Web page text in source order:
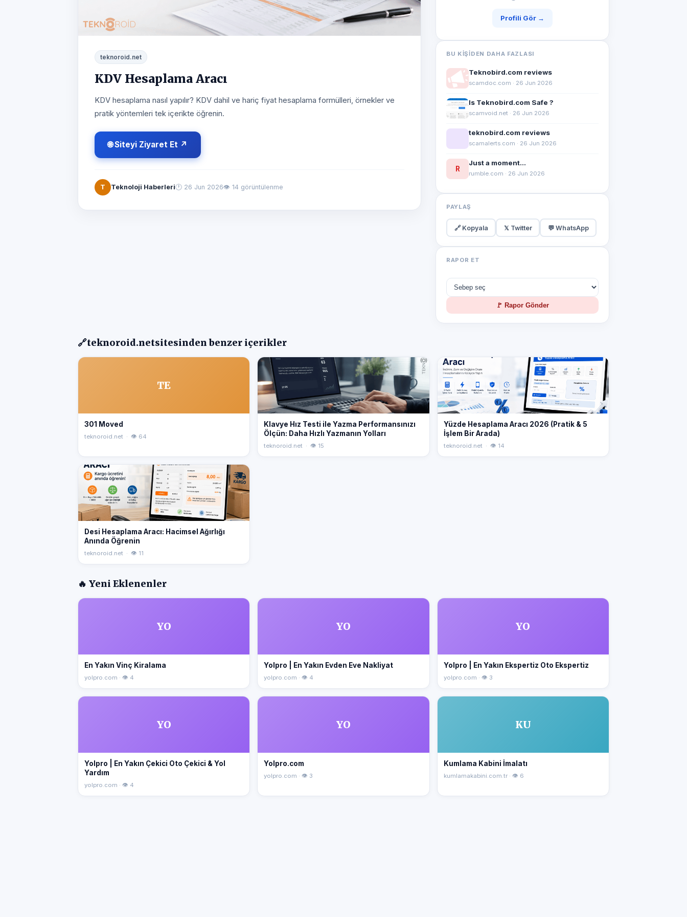
teknoroid.net
KDV Hesaplama Aracı
KDV hesaplama nasıl yapılır? KDV dahil ve hariç fiyat hesaplama formülleri, örnekler ve
pratik yöntemleri tek içerikte öğrenin.
🌐 Siteyi Ziyaret Et ↗
T Teknoloji Haberleri🕐 26 Jun 2026👁 14 görüntülenme
Profili Gör →
BU KIŞIDEN DAHA FAZLASI
Teknobird.com reviews
scamdoc.com · 26 Jun 2026
Is Teknobird.com Safe ?
scamvoid.net · 26 Jun 2026
teknobird.com reviews
scamalerts.com · 26 Jun 2026
R
Just a moment...
rumble.com · 26 Jun 2026
PAYLAŞ
🔗 Kopyala 𝕏 Twitter 💬 WhatsApp
RAPOR ET
🚩 Rapor Gönder
🔗teknoroid.netsitesinden benzer içerikler
TE
301 Moved
teknoroid.net · 👁 64
Klavye Hız Testi ile Yazma Performansınızı
Ölçün: Daha Hızlı Yazmanın Yolları
teknoroid.net · 👁 15
Yüzde Hesaplama Aracı 2026 (Pratik & 5
İşlem Bir Arada)
teknoroid.net · 👁 14
Desi Hesaplama Aracı: Hacimsel Ağırlığı
Anında Öğrenin
teknoroid.net · 👁 11
🔥 Yeni Eklenenler
YO
En Yakın Vinç Kiralama
yolpro.com · 👁 4
YO
Yolpro | En Yakın Evden Eve Nakliyat
yolpro.com · 👁 4
YO
Yolpro | En Yakın Ekspertiz Oto Ekspertiz
yolpro.com · 👁 3
YO
Yolpro | En Yakın Çekici Oto Çekici & Yol
Yardım
yolpro.com · 👁 4
YO
Yolpro.com
yolpro.com · 👁 3
KU
Kumlama Kabini İmalatı
kumlamakabini.com.tr · 👁 6